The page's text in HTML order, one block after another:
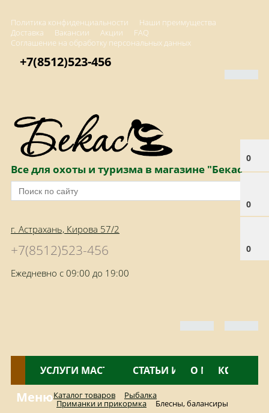
Политика конфиденциальности
Наши преимущества
Доставка
Вакансии Акции
FAQ
Соглашение на обработку персональных данных
0
0
0
+7(8512)523-456
Все для охоты и туризма в магазине "Бекас"
г. Астрахань, Кирова 57/2
+7(8512)523-456
Ежедневно с 09:00 до 19:00
КАТАЛОГ
УСЛУГИ МАСТЕРСКОЙНОВОСТИ
СТАТЬИ И ОБЗОРЫ
О МАГАЗИНЕ
МенюКаталог товаров Рыбалка
Приманки и прикормка Блесны, балансиры